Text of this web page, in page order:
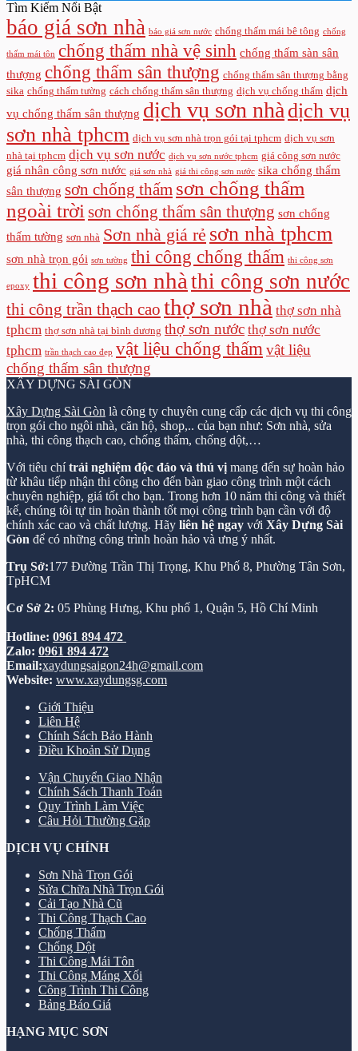
Tìm Kiếm Nổi Bật
báo giá sơn nhà báo giá sơn nước chống thấm mái bê tông chống
thấm mái tôn chống thấm nhà vệ sinh chống thấm sàn sân
thượng chống thấm sân thượng chống thấm sân thượng bằng
sika chống thấm tường cách chống thấm sân thượng dịch vụ chống thấm dịch
vụ chống thấm sân thượng dịch vụ sơn nhàdịch vụ
sơn nhà tphcm dịch vụ sơn nhà trọn gói tại tphcm dịch vụ sơn
nhà tại tphcm dịch vụ sơn nước dịch vụ sơn nước tphcm giá công sơn nước
giá nhân công sơn nước giá sơn nhà giá thi công sơn nước sika chống thấm
sân thượng sơn chống thấm sơn chống thấm
ngoài trời sơn chống thấm sân thượng sơn chống
thấm tường sơn nhà Sơn nhà giá rẻ sơn nhà tphcm
sơn nhà trọn gói sơn tường thi công chống thấm thi công sơn
epoxy thi công sơn nhà thi công sơn nước
thi công trần thạch cao thợ sơn nhà thợ sơn nhà
tphcm thợ sơn nhà tại bình dương thợ sơn nước thợ sơn nước
tphcm trần thạch cao đẹp vật liệu chống thấmvật liệu
chống thấm sân thượng
XÂY DỰNG SÀI GÒN
Xây Dựng Sài Gòn là công ty chuyên cung cấp các dịch vụ thi công
trọn gói cho ngôi nhà, căn hộ, shop,.. của bạn như: Sơn nhà, sửa
nhà, thi công thạch cao, chống thấm, chống dột,…
Với tiêu chítrải nghiệm độc đáo và thú vị mang đến sự hoàn hảo
từ khâu tiếp nhận thi công cho đến bàn giao công trình một cách
chuyên nghiệp, giá tốt cho bạn. Trong hơn 10 năm thi công và thiết
kế, chúng tôi tự tin hoàn thành tốt mọi công trình bạn cần với độ
chính xác cao và chất lượng. Hãy liên hệ ngay với Xây Dựng Sài
Gòn để có những công trình hoàn hảo và ưng ý nhất.
Trụ Sở:177 Đường Trần Thị Trọng, Khu Phố 8, Phường Tân Sơn,
TpHCM
Cơ Sở 2: 05 Phùng Hưng, Khu phố 1, Quận 5, Hồ Chí Minh
Hotline: 0961 894 472
Zalo: 0961 894 472
Email:xaydungsaigon24h@gmail.com
Website: www.xaydungsg.com
Giới Thiệu
Liên Hệ
Chính Sách Bảo Hành
Điều Khoản Sử Dụng
Vận Chuyển Giao Nhận
Chính Sách Thanh Toán
Quy Trình Làm Việc
Câu Hỏi Thường Gặp
DỊCH VỤ CHÍNH
Sơn Nhà Trọn Gói
Sửa Chữa Nhà Trọn Gói
Cải Tạo Nhà Cũ
Thi Công Thạch Cao
Chống Thấm
Chống Dột
Thi Công Mái Tôn
Thi Công Máng Xối
Công Trình Thi Công
Bảng Báo Giá
HẠNG MỤC SƠN